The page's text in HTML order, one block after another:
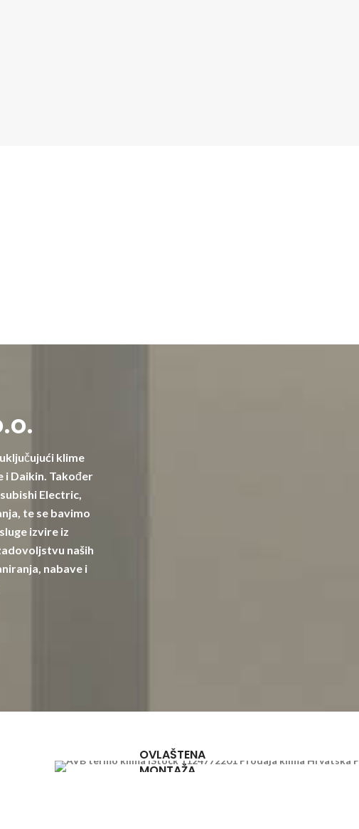
klime
i Daikin. Također
Electric,
te se bavimo
izvire iz
naših
nabave i
OVLAŠTENA
MONTAŽA